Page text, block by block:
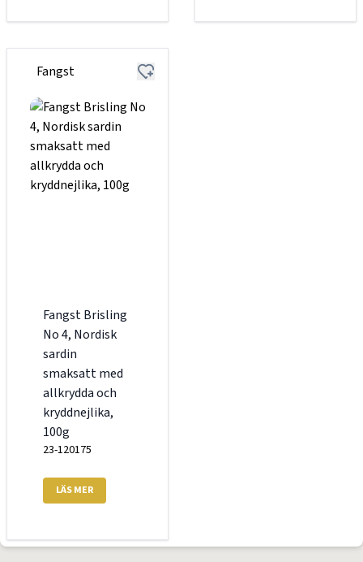
Fangst
Fangst Brisling
No 4, Nordisk
sardin
smaksatt med
allkrydda och
kryddnejlika,
100g
23-120175
LÄS MER